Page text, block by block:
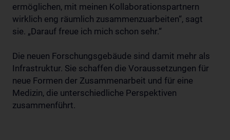
ermöglichen, mit meinen Kollaborationspartnern
wirklich eng räumlich zusammenzuarbeiten“, sagt
sie. „Darauf freue ich mich schon sehr.“
Die neuen Forschungsgebäude sind damit mehr als
Infrastruktur. Sie schaffen die Voraussetzungen für
neue Formen der Zusammenarbeit und für eine
Medizin, die unterschiedliche Perspektiven
zusammenführt.